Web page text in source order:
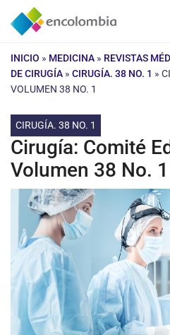
Saltar
INICIO » MEDICINA » REVISTAS
DE CIRUGÍA » CIRUGÍA. 38 NO. 1 »
VOLUMEN 38 NO. 1
CIRUGÍA. 38 NO. 1
Cirugía: Comité
Volumen 38 No. 1